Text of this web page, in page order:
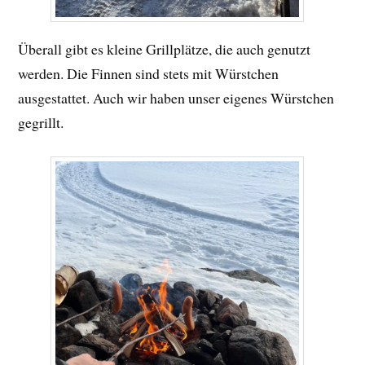
Überall gibt es kleine Grillplätze, die auch genutzt
werden. Die Finnen sind stets mit Würstchen
ausgestattet. Auch wir haben unser eigenes Würstchen
gegrillt.